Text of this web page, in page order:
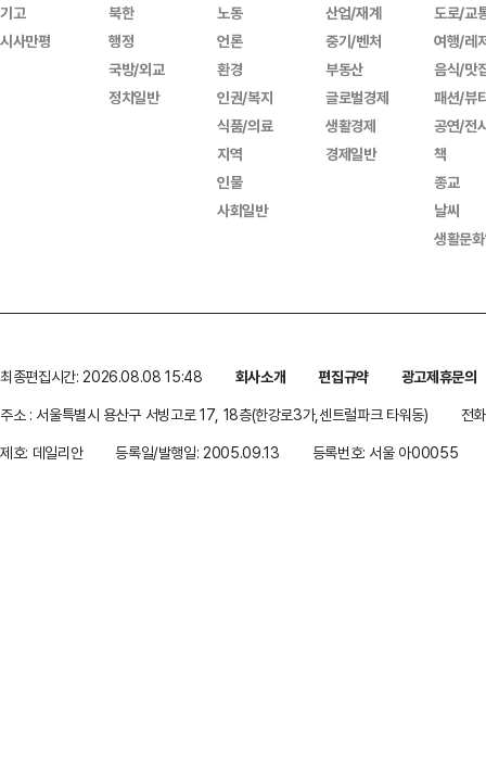
기고
시사만평
북한
행정
국방/외교
정치일반
노동
언론
환경
인권/복지
식품/의료
지역
인물
사회일반
산업/재계
중기/벤처
부동산
글로벌경제
생활경제
경제일반
도로/교
여행/레
음식/맛
패션/뷰
공연/전
책
종교
날씨
생활문
최종편집시간: 2026.08.08 15:48 회사소개 편집규약
광고제휴문의
주소 : 서울특별시 용산구 서빙고로 17, 18층(한강로3가,센트럴파크 타워동)
전
제호: 데일리안
등록일/발행일: 2005.09.13 등록번호: 서울 아00055